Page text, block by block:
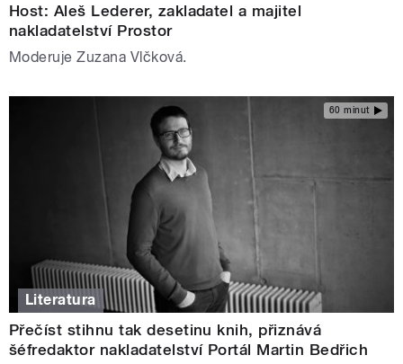
Host: Aleš Lederer, zakladatel a majitel
nakladatelství Prostor
Moderuje Zuzana Vlčková.
60 minut
Literatura
Přečíst stihnu tak desetinu knih, přiznává
šéfredaktor nakladatelství Portál Martin Bedřich